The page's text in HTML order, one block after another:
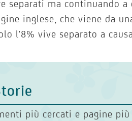
separati ma continuando a
inglese, che viene da
l’8% vive separato a
più cercati e pagine